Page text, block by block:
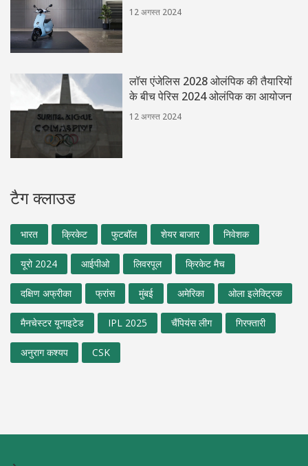
12 अगस्त 2024
लॉस एंजेलिस 2028 ओलंपिक की तैयारियों
के बीच पेरिस 2024 ओलंपिक का आयोजन
12 अगस्त 2024
टैग क्लाउड
भारत क्रिकेट फुटबॉल शेयर बाजार निवेशक
यूरो 2024 आईपीओ लिवरपूल क्रिकेट मैच
दक्षिण अफ्रीका फ्रांस मुंबई अमेरिका ओला इलेक्ट्रिक
मैनचेस्टर यूनाइटेड IPL 2025 चैंपियंस लीग गिरफ्तारी
अनुराग कश्यप CSK